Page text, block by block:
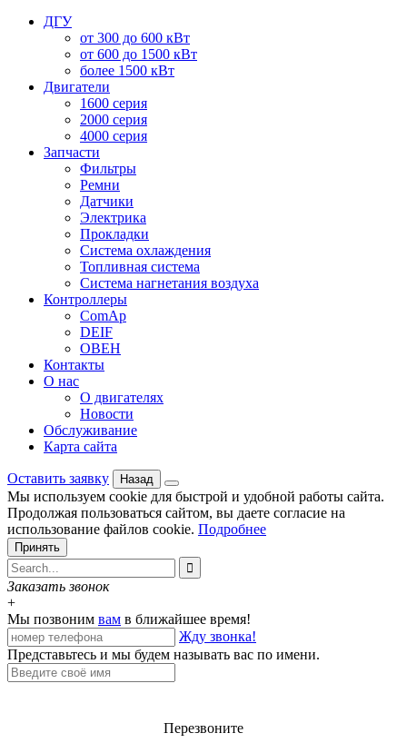
ДГУ
от 300 до 600 кВт
от 600 до 1500 кВт
более 1500 кВт
Двигатели
1600 серия
2000 серия
4000 серия
Запчасти
Фильтры
Ремни
Датчики
Электрика
Прокладки
Система охлаждения
Топливная система
Система нагнетания воздуха
Контроллеры
ComAp
DEIF
ОВЕН
Контакты
О нас
О двигателях
Новости
Обслуживание
Карта сайта
Оставить заявку Назад
Мы используем cookie для быстрой и удобной работы сайта.
Продолжая пользоваться сайтом, вы даете согласие на
использование файлов cookie. Подробнее
Принять

Заказать звонок
+
Мы позвоним вам в ближайшее время!
Жду звонка!
Представьтесь и мы будем называть вас по имени.
Перезвоните